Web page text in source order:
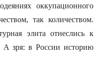
оккупационного
так количеством.
элита отнеслись к
А зря: в России историю